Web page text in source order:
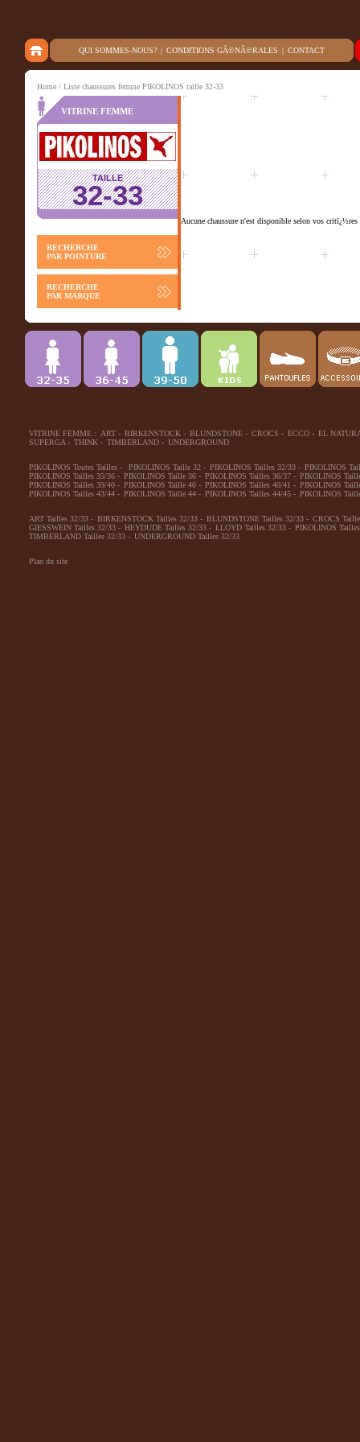
QUI SOMMES-NOUS? | CONDITIONS GÃ©NÃ©RALES | CONTACT
Home / Liste chaussures femme PIKOLINOS taille 32-33
VITRINE FEMME
TAILLE
32-33
RECHERCHE
PAR POINTURE
RECHERCHE
PAR MARQUE
Aucune chaussure n'est disponible selon vos critï¿½res
VITRINE FEMME : ART - BIRKENSTOCK - BLUNDSTONE - CROCS - ECCO - EL
SUPERGA - THINK - TIMBERLAND - UNDERGROUND
PIKOLINOS Toutes Tailles - PIKOLINOS Taille 32 - PIKOLINOS Tailles 32/33 - PIKOLINOS
PIKOLINOS Tailles 35/36 - PIKOLINOS Taille 36 - PIKOLINOS Tailles 36/37 - PIKOLINOS
PIKOLINOS Tailles 39/40 - PIKOLINOS Taille 40 - PIKOLINOS Tailles 40/41 - PIKOLINOS
PIKOLINOS Tailles 43/44 - PIKOLINOS Taille 44 - PIKOLINOS Tailles 44/45 - PIKOLINOS
ART Tailles 32/33 - BIRKENSTOCK Tailles 32/33 - BLUNDSTONE Tailles 32/33 - CROCS
GIESSWEIN Tailles 32/33 - HEYDUDE Tailles 32/33 - LLOYD Tailles 32/33 - PIKOLINOS
TIMBERLAND Tailles 32/33 - UNDERGROUND Tailles 32/33
Plan du site